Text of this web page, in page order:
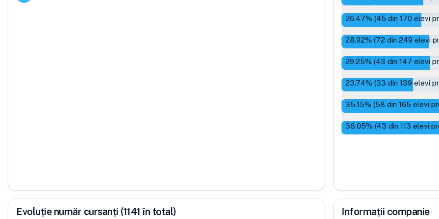
26.47% (45 din 170 elevi
28.92% (72 din 249 elevi
29.25% (43 din 147 elevi
23.74% (33 din 139 elevi
35.15% (58 din 165 elevi
38.05% (43 din 113 elevi
Evoluție număr cursanți (1141 în total) Informații companie